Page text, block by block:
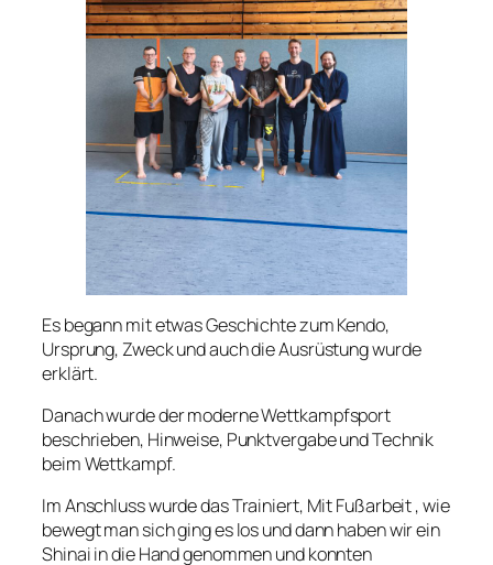
Es begann mit etwas Geschichte zum Kendo,
Ursprung, Zweck und auch die Ausrüstung wurde
erklärt.
Danach wurde der moderne Wettkampfsport
beschrieben, Hinweise, Punktvergabe und Technik
beim Wettkampf.
Im Anschluss wurde das Trainiert, Mit Fußarbeit , wie
bewegt man sich ging es los und dann haben wir ein
Shinai in die Hand genommen und konnten